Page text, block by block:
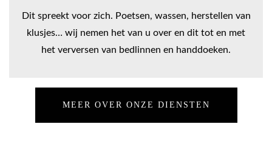
Dit spreekt voor zich. Poetsen, wassen, herstellen van
klusjes… wij nemen het van u over en dit tot en met
het verversen van bedlinnen en handdoeken.
MEER OVER ONZE DIENSTEN